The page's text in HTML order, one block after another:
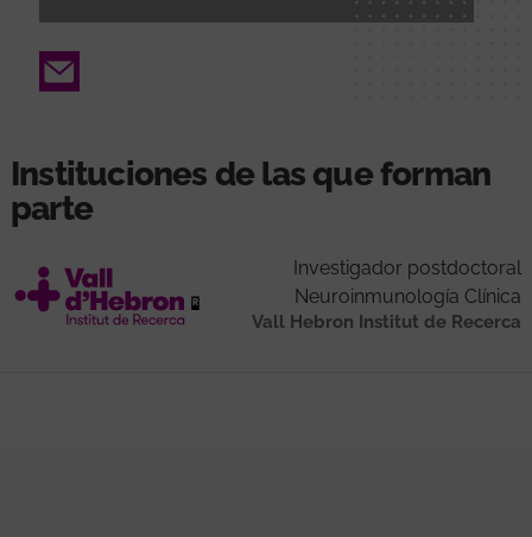
Email
Instituciones de las que forman
parte
Investigador postdoctoral
Neuroinmunología Clínica
Vall Hebron Institut de Recerca